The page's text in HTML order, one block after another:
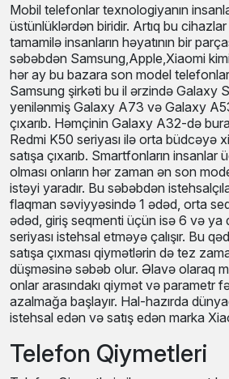
Mobil telefonlar texnologiyanın
üstünlüklərdən biridir. Artıq bu
tamamilə insanların həyatının bir
səbəbdən Samsung,Apple,Xiaomi
hər ay bu bazara son model telefonlar
Samsung şirkəti bu il ərzində Galaxy
yenilənmiş Galaxy A73 və Galaxy
çıxarıb. Həmçinin Galaxy A32-də
Redmi K50 seriyası ilə orta büdcəyə
satışa çıxarıb. Smartfonların
olması onların hər zaman ən son
istəyi yaradır. Bu səbəbdən
flaqman səviyyəsində 1 ədəd, orta
ədəd, giriş seqmenti üçün isə 6 və
seriyası istehsal etməyə çalışır. Bu
satışa çıxması qiymətlərin də tez
düşməsinə səbəb olur. Əlavə olaraq
onlar arasındakı qiymət və parametr
azalmağa başlayır. Hal-hazırda
istehsal edən və satış edən marka
Telefon Qiymetleri